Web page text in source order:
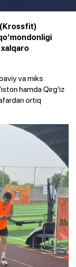
(Krossfit)
xalqaro
va miks
hamda Qirg‘iz
ortiq